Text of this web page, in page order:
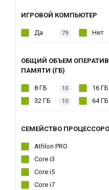
ИГРОВОЙ КОМПЬЮТЕР
Да 79 Нет
ОБЩИЙ ОБЪЕМ
ПАМЯТИ (ГБ)
8 ГБ 10 16 ГБ
32 ГБ 10 64 ГБ
СЕМЕЙСТВО
Athlon PRO
Core i3
Core i5
Core i7